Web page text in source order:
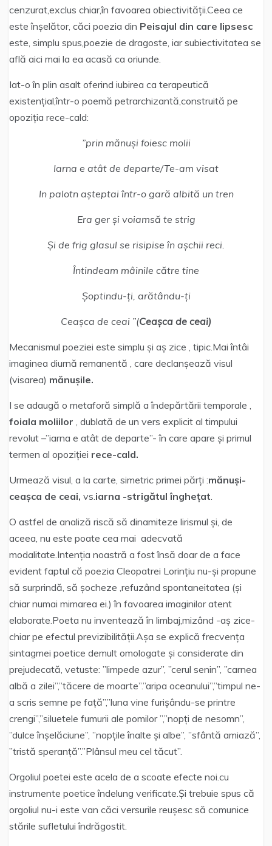
cenzurat,exclus chiar,în favoarea obiectivității.Ceea ce
este înșelător, căci poezia din Peisajul din care lipsesc
este, simplu spus,poezie de dragoste, iar subiectivitatea se
află aici mai la ea acasă ca oriunde.
Iat-o în plin asalt oferind iubirea ca terapeutică
existențial,într-o poemă petrarchizantă,construită pe
opoziția rece-cald:
”prin mănuși foiesc molii
Iarna e atât de departe/Te-am visat
In palotn așteptai într-o gară albită un tren
Era ger și voiamsă te strig
Și de frig glasul se risipise în așchii reci.
Întindeam mâinile către tine
Șoptindu-ți, arătându-ți
Ceașca de ceai ”(Ceașca de ceai)
Mecanismul poeziei este simplu și aș zice , tipic.Mai întâi
imaginea diurnă remanentă , care declanșează visul
(visarea) mănușile.
I se adaugă o metaforă simplă a îndepărtării temporale ,
foiala moliilor , dublată de un vers explicit al timpului
revolut –”iarna e atât de departe”- în care apare și primul
termen al opoziției rece-cald.
Urmează visul, a la carte, simetric primei părți :mănuși-
ceașca de ceai, vs. iarna -strigătul înghețat
O astfel de analiză riscă să dinamiteze lirismul și, de
aceea, nu este poate cea mai adecvată
modalitate.Intenția noastră a fost însă doar de a face
evident faptul că poezia Cleopatrei Lorințiu nu-și propune
să surprindă, să șocheze ,refuzând spontaneitatea (și
chiar numai mimarea ei.) în favoarea imaginilor atent
elaborate.Poeta nu inventează în limbaj,mizând -aș zice-
chiar pe efectul previzibilității.Așa se explică frecvența
sintagmei poetice demult omologate și considerate din
prejudecată, vetuste: ”limpede azur”, ”cerul senin”, ”carnea
albă a zilei”,”tăcere de moarte”.”aripa oceanului”,”timpul ne-
a scris semne pe față”,”luna vine furișându-se printre
crengi”,”siluetele fumurii ale pomilor ”,”nopți de nesomn”,
”dulce înșelăciune”, ”nopțile înalte și albe”, ”sfântă amiază”,
”tristă speranță”.”Plânsul meu cel tăcut”.
Orgoliul poetei este acela de a scoate efecte noi.cu
instrumente poetice îndelung verificate.Și trebuie spus că
orgoliul nu-i este van căci versurile reușesc să comunice
stările sufletului îndrăgostit.